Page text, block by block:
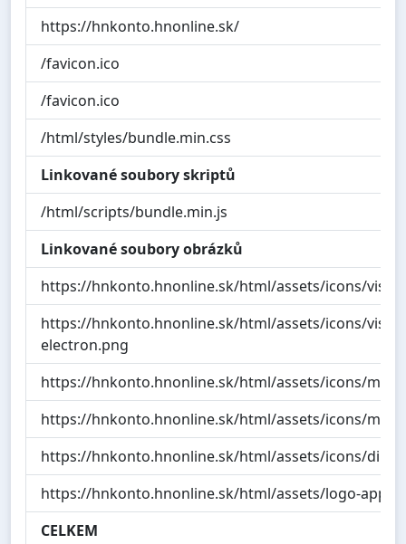
https://hnkonto.hnonline.sk/
/favicon.ico
/favicon.ico
/html/styles/bundle.min.css
Linkované soubory skriptů
/html/scripts/bundle.min.js
Linkované soubory obrázků
https://hnkonto.hnonline.sk/html/assets/icons/
https://hnkonto.hnonline.sk/html/assets/icons/visa-
electron.png
https://hnkonto.hnonline.sk/html/assets/icons/
https://hnkonto.hnonline.sk/html/assets/icons/
https://hnkonto.hnonline.sk/html/assets/icons/
https://hnkonto.hnonline.sk/html/assets/logo-
CELKEM